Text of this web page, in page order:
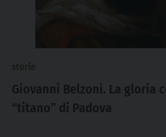
Giovanni Belzoni. La gloria
“titano” di Padova